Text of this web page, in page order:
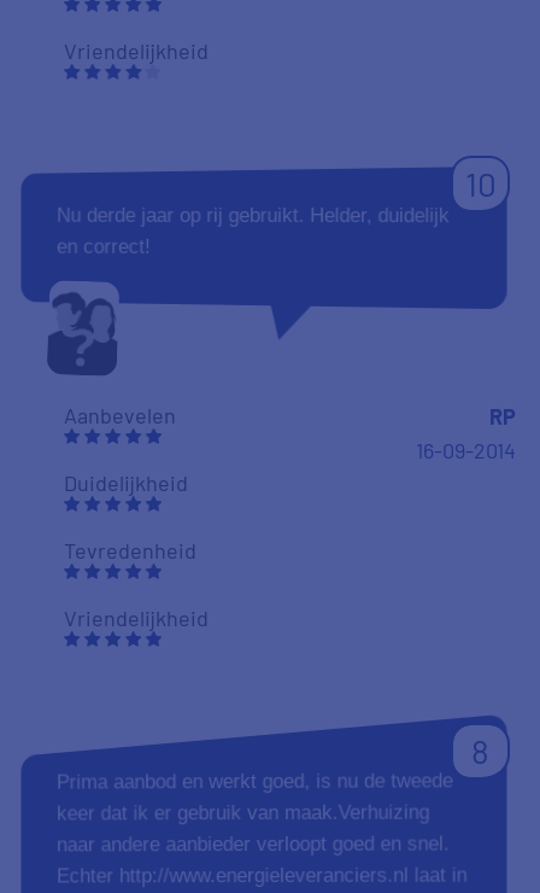
Vriendelijkheid
10
Nu derde jaar op rij gebruikt. Helder, duidelijk
en correct!
Aanbevelen
Duidelijkheid
Tevredenheid
Vriendelijkheid
RP
16-09-2014
8
Prima aanbod en werkt goed, is nu de tweede
keer dat ik er gebruik van maak.Verhuizing
naar andere aanbieder verloopt goed en snel.
Echter http://www.energieleveranciers.nl laat in